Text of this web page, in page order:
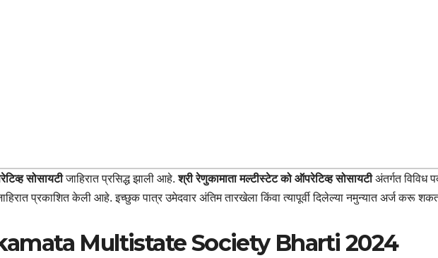
सोसायटीजाहिरात प्रसिद्ध झाली आहे.श्री रेणुकामाता मल्टीस्टेट को ऑपरेटिव्ह सोसायटीअंतर्गत विविध
प्रकाशित केली आहे. इच्छुक पात्र उमेदवार अंतिम तारखेला किंवा त्यापूर्वी दिलेल्या नमुन्यात अर्ज करू
Multistate Society Bharti 2024